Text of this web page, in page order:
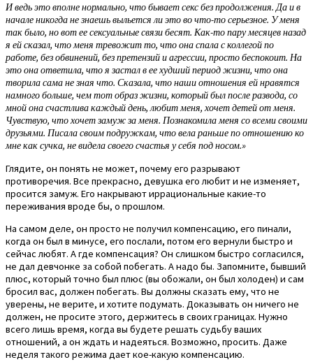
И ведь это вполне нормально, что бывает секс без продолжения. Да и в
начале никогда не знаешь выльется ли это во что-то серьезное. У меня
так было, но вот ее сексуальные связи бесят. Как-то пару месяцев назад
я ей сказал, что меня тревожит то, что она спала с коллегой по
работе, без обвинений, без претензий и агрессии, просто беспокоит. На
это она ответила, что я застал в ее худший период жизни, что она
творила сама не зная что. Сказала, что наши отношения ей нравятся
намного больше, чем тот образ жизни, который был после развода, со
мной она счастлива каждый день, любит меня, хочет детей от меня.
Чувствую, что хочет замуж за меня. Познакомила меня со всеми своими
друзьями. Писала своим подружкам, что вела раньше по отношению ко
мне как сучка, не видела своего счастья у себя под носом.»
Глядите, он понять не может, почему его разрывают
противоречия. Все прекрасно, девушка его любит и не изменяет,
просится замуж. Его накрывают иррациональные какие-то
переживания вроде бы, о прошлом.
На самом деле, он просто не получил компенсацию, его пинали,
когда он был в минусе, его послали, потом его вернули быстро и
сейчас любят. А где компенсация? Он слишком быстро согласился,
не дал девчонке за собой побегать. А надо бы. Запомните, бывший
плюс, который точно был плюс (вы обожали, он был холоден) и сам
бросил вас, должен побегать. Вы должны сказать ему, что не
уверены, не верите, и хотите подумать. Доказывать он ничего не
должен, не просите этого, держитесь в своих границах. Нужно
всего лишь время, когда вы будете решать судьбу ваших
отношений, а он ждать и надеяться. Возможно, просить. Даже
неделя такого режима дает кое-какую компенсацию.